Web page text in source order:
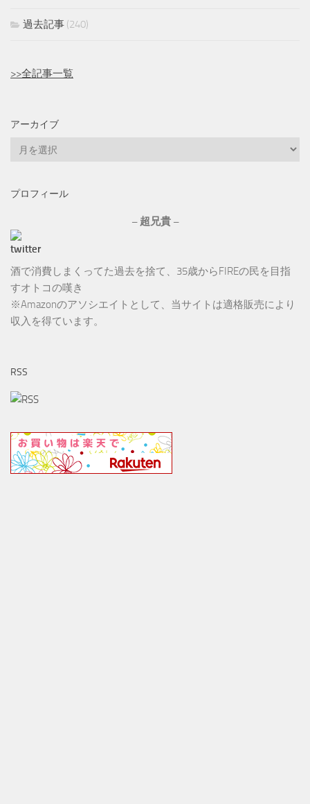
過去記事 (240)
>>全記事一覧
アーカイブ
イ
プロフィール
– 超兄貴 –
酒で消費しまくってた過去を捨て、35歳からFIREの民を目指
すオトコの嘆き
※Amazonのアソシエイトとして、当サイトは適格販売により
収入を得ています。
RSS